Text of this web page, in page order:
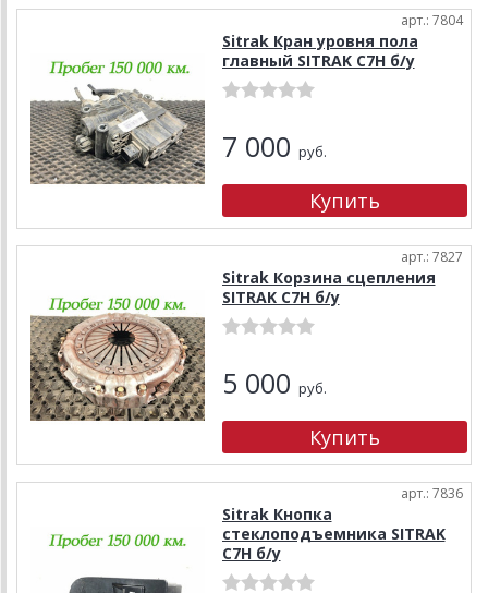
арт.: 7804
Sitrak Кран уровня пола
главный SITRAK C7H б/у
7 000 руб.
арт.: 7827
Sitrak Корзина сцепления
SITRAK C7H б/у
5 000 руб.
арт.: 7836
Sitrak Кнопка
стеклоподъемника SITRAK
C7H б/у